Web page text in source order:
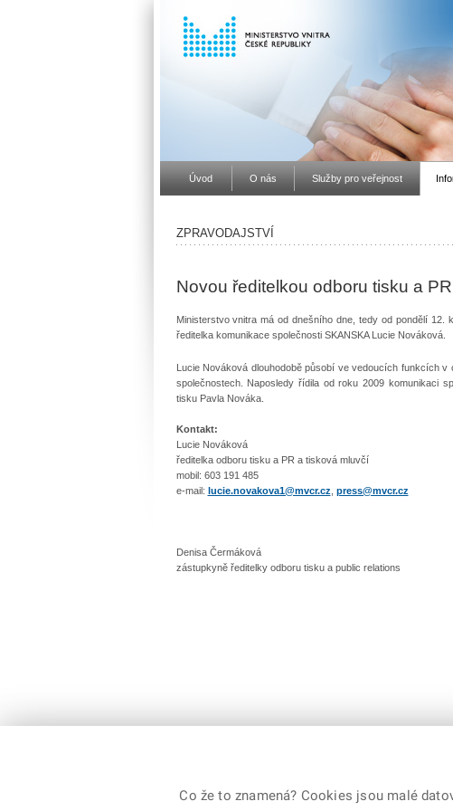
Úvod O nás Služby pro veřejnost
ZPRAVODAJSTVÍ
Novou ředitelkou odboru tisku a
Ministerstvo vnitra má od dnešního dne, tedy od pondělí
ředitelka komunikace společnosti SKANSKA Lucie Nováková.
Lucie Nováková dlouhodobě působí ve vedoucích funkcích
společnostech. Naposledy řídila od roku 2009 komunikaci
tisku Pavla Nováka.
Kontakt:
Lucie Nováková
ředitelka odboru tisku a PR a tisková mluvčí
mobil: 603 191 485
e-mail: lucie.novakova1@mvcr.cz press@mvcr.cz
Denisa Čermáková
zástupkyně ředitelky odboru tisku a public relations
© 2026 Ministerstvo vnitra České republiky, všechna práva
Co že to znamená? Cookies jsou malé